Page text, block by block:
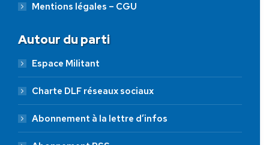
Mentions légales – CGU
Autour du parti
Espace Militant
Charte DLF réseaux sociaux
Abonnement à la lettre d’infos